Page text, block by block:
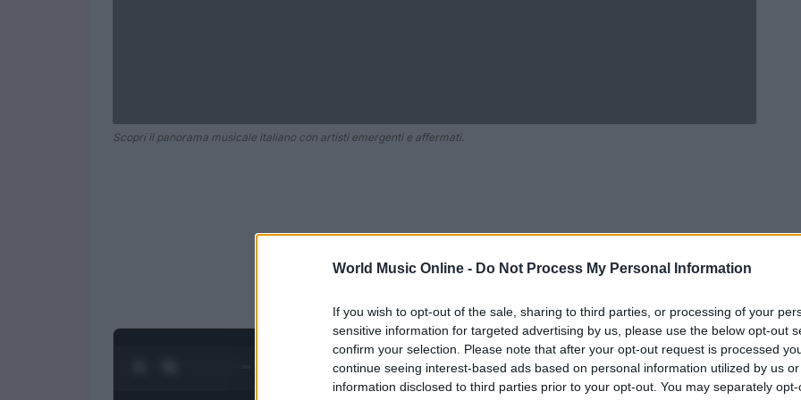
World Music Online - Do Not Process My Personal Information
If you wish to opt-out of the sale, sharing to third parties, or processing of your
sensitive information for targeted advertising by us, please use the below opt-out
confirm your selection. Please note that after your opt-out request is processed
continue seeing interest-based ads based on personal information utilized by us
information disclosed to third parties prior to your opt-out. You may separately
Scopri il panorama musicale italiano con artisti emergenti e affermati.
1/4 POWERED BYAdhubMedia